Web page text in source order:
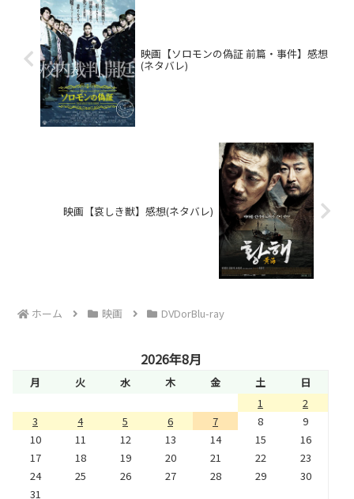
映画【ソロモンの偽証 前篇・事件】感想
(ネタバレ)
映画【哀しき獣】感想(ネタバレ)
ホーム 映画 DVDorBlu-ray
2026年8月
月 火 水 木 金 土
日
1
2
3
4 5 6 7 8
9
10
11 12 13 14 15
16
17
18 19 20 21 22
23
24
25 26 27 28 29
30
31